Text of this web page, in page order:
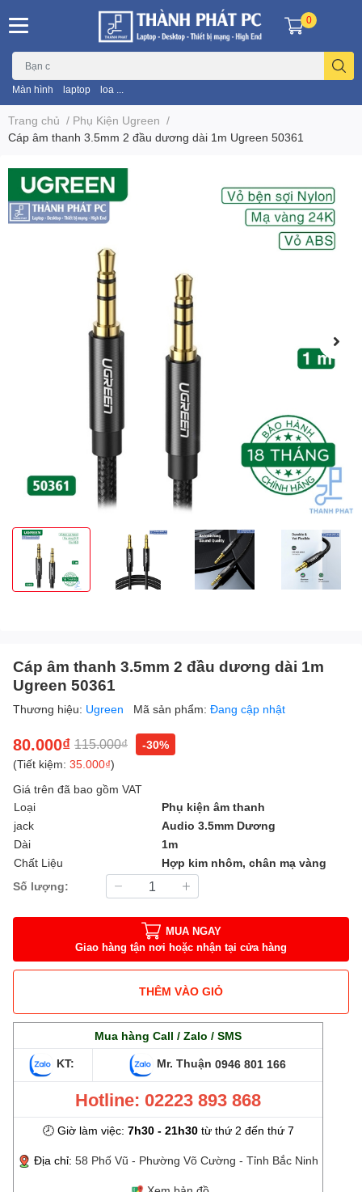
Màn hình laptop loa ...
0
Trang chủ / Phụ Kiện Ugreen /
Cáp âm thanh 3.5mm 2 đầu dương dài 1m Ugreen 50361
Cáp âm thanh 3.5mm 2 đầu dương dài 1m
Ugreen 50361
Thương hiệu: Ugreen Mã sản phẩm: Đang cập nhật
80.000₫ 115.000₫
-30%
(Tiết kiệm: 35.000₫)
Giá trên đã bao gồm VAT
Loại
Phụ kiện âm thanh
jack
Audio 3.5mm Dương
Dài
1m
Chất Liệu
Hợp kim nhôm, chân mạ vàng
Số lượng:
MUA NGAY
Giao hàng tận nơi hoặc nhận tại cửa hàng
THÊM VÀO GIỎ
Mua hàng Call / Zalo / SMS
KT: Mr. Thuận 0946 801 166
Hotline: 02223 893 868
🕗 Giờ làm việc: 7h30 - 21h30từ thứ 2 đến thứ 7
Địa chỉ: 58 Phố Vũ - Phường Võ Cường - Tỉnh Bắc Ninh